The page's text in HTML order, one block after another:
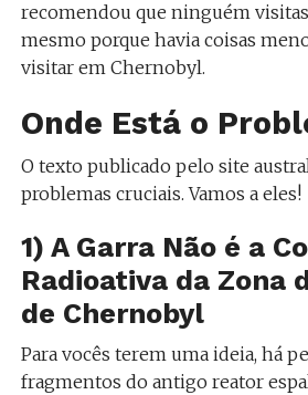
recomendou que ninguém
mesmo porque havia coisas
visitar em Chernobyl.
Onde Está o
O texto publicado pelo site
problemas cruciais. Vamos a eles!
1) A Garra Não é a
Radioativa da Zona
de Chernobyl
Para vocês terem uma ideia, há
fragmentos do antigo reator